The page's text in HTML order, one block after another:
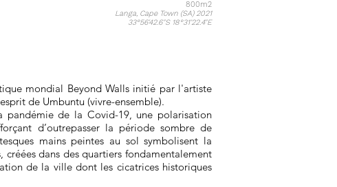
800m2
Langa, Cape Town (SA) 2021
33°56'42.6"S 18°31'22.4"E
mondial Beyond Walls initié par l'artiste
de Umbuntu (vivre-ensemble).
de la Covid-19, une polarisation
d’outrepasser la période sombre de
mains peintes au sol symbolisent la
dans des quartiers fondamentalement
de la ville dont les cicatrices historiques